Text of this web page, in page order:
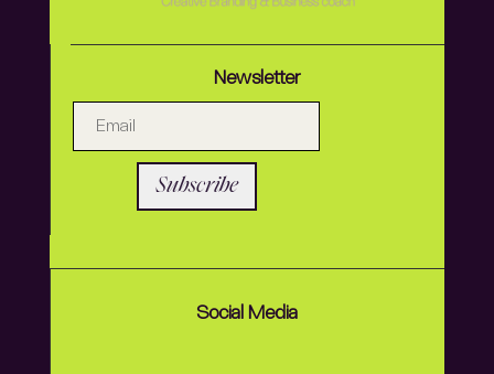
Newsletter
Subscribe
Social Media